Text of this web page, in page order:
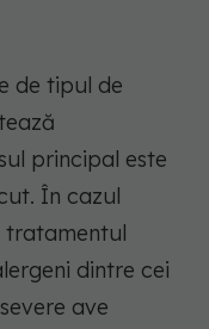
de tipul de
principal este
În cazul
tratamentul
dintre cei
ave